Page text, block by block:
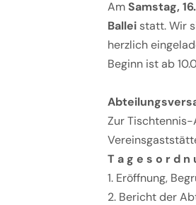
AmSamstag,
Ballei statt. Wir
herzlich
Beginn ist ab
Zur
T a g e s o r d n
1. Eröffnung,
2. Bericht der